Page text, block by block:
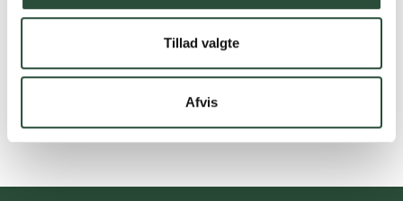
Tillad valgte
Afvis